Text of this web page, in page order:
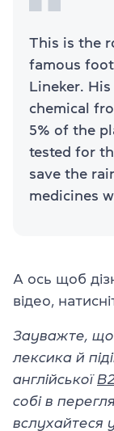
This is the
famous
Lineker.
chemical
5% of the
tested for
save the
medicines
А ось щоб
відео,
Зауважте, що
лексика й
англійської
собі в
вслухайтеся